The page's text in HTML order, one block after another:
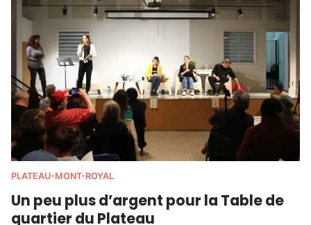
PLATEAU-MONT-ROYAL
Un peu plus d’argent pour la Table de
quartier du Plateau